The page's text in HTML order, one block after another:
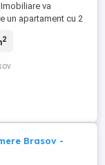
va
un apartament cu 2
are o
4 etaje, reabilitat
de: -
- ...
2
Brasov -